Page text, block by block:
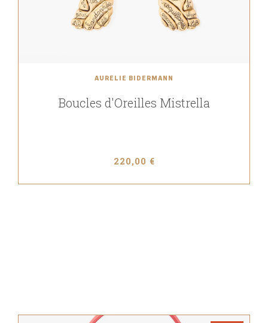
AURÉLIE BIDERMANN
Boucles d'Oreilles Mistrella
220,00 €